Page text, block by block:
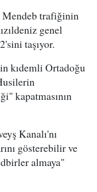
Mendeb trafiğinin
genel
taşıyor.
kıdemli Ortadoğu
kapatmasının
Kanalı'nı
gösterebilir ve
almaya"